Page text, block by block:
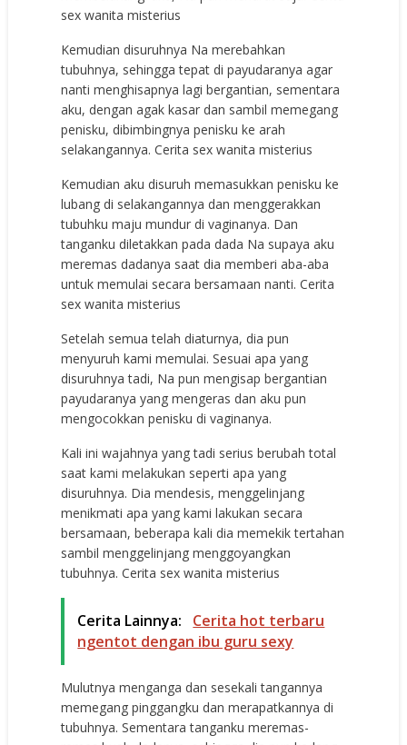
sex wanita misterius
Kemudian disuruhnya Na merebahkan
tubuhnya, sehingga tepat di payudaranya agar
nanti menghisapnya lagi bergantian, sementara
aku, dengan agak kasar dan sambil memegang
penisku, dibimbingnya penisku ke arah
selakangannya. Cerita sex wanita misterius
Kemudian aku disuruh memasukkan penisku ke
lubang di selakangannya dan menggerakkan
tubuhku maju mundur di vaginanya. Dan
tanganku diletakkan pada dada Na supaya aku
meremas dadanya saat dia memberi aba-aba
untuk memulai secara bersamaan nanti. Cerita
sex wanita misterius
Setelah semua telah diaturnya, dia pun
menyuruh kami memulai. Sesuai apa yang
disuruhnya tadi, Na pun mengisap bergantian
payudaranya yang mengeras dan aku pun
mengocokkan penisku di vaginanya.
Kali ini wajahnya yang tadi serius berubah total
saat kami melakukan seperti apa yang
disuruhnya. Dia mendesis, menggelinjang
menikmati apa yang kami lakukan secara
bersamaan, beberapa kali dia memekik tertahan
sambil menggelinjang menggoyangkan
tubuhnya. Cerita sex wanita misterius
Cerita Lainnya:
Cerita hot terbaru
ngentot dengan ibu guru sexy
Mulutnya menganga dan sesekali tangannya
memegang pinggangku dan merapatkannya di
tubuhnya. Sementara tanganku meremas-